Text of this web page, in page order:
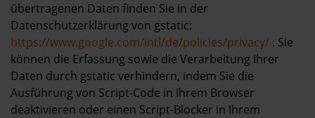
übertragenen Daten finden Sie in der
Datenschutzerklärung von gstatic:
https://www.google.com/intl/de/policies/privacy/ . Sie
können die Erfassung sowie die Verarbeitung Ihrer
Daten durch gstatic verhindern, indem Sie die
Ausführung von Script-Code in Ihrem Browser
deaktivieren oder einen Script-Blocker in Ihrem